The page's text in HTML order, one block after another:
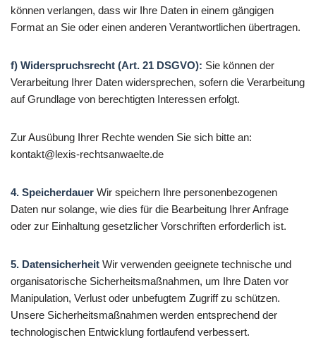
können verlangen, dass wir Ihre Daten in einem gängigen
Format an Sie oder einen anderen Verantwortlichen übertragen.
f) Widerspruchsrecht (Art. 21 DSGVO): Sie können der
Verarbeitung Ihrer Daten widersprechen, sofern die Verarbeitung
auf Grundlage von berechtigten Interessen erfolgt.
Zur Ausübung Ihrer Rechte wenden Sie sich bitte an:
kontakt@lexis-rechtsanwaelte.de
4. Speicherdauer Wir speichern Ihre personenbezogenen
Daten nur solange, wie dies für die Bearbeitung Ihrer Anfrage
oder zur Einhaltung gesetzlicher Vorschriften erforderlich ist.
5. Datensicherheit Wir verwenden geeignete technische und
organisatorische Sicherheitsmaßnahmen, um Ihre Daten vor
Manipulation, Verlust oder unbefugtem Zugriff zu schützen.
Unsere Sicherheitsmaßnahmen werden entsprechend der
technologischen Entwicklung fortlaufend verbessert.